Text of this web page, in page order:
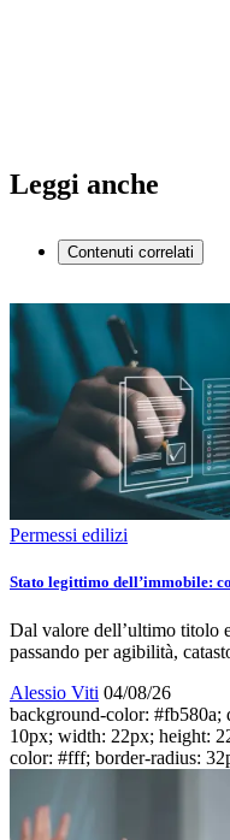
Leggi anche
Contenuti correlati
Permessi edilizi
Stato legittimo dell’immobile:
Dal valore dell’ultimo titolo
passando per agibilità,
Alessio Viti 04/08/26
background-color:
10px; width: 22px; height:
color: #fff; border-radius: